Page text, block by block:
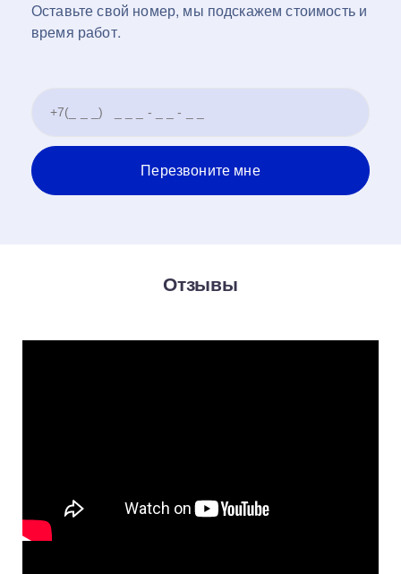
Оставьте свой номер, мы подскажем стоимость и
время работ.
Отзывы